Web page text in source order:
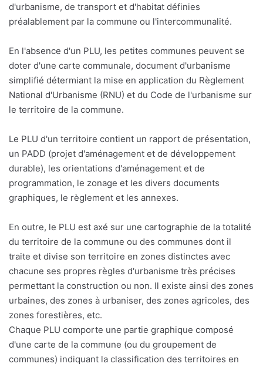
d'urbanisme, de transport et d'habitat définies
préalablement par la commune ou l'intercommunalité.
En l'absence d'un PLU, les petites communes peuvent se
doter d'une carte communale, document d'urbanisme
simplifié détermiant la mise en application du Règlement
National d'Urbanisme (RNU) et du Code de l'urbanisme sur
le territoire de la commune.
Le PLU d'un territoire contient un rapport de présentation,
un PADD (projet d'aménagement et de développement
durable), les orientations d'aménagement et de
programmation, le zonage et les divers documents
graphiques, le règlement et les annexes.
En outre, le PLU est axé sur une cartographie de la totalité
du territoire de la commune ou des communes dont il
traite et divise son territoire en zones distinctes avec
chacune ses propres règles d'urbanisme très précises
permettant la construction ou non. Il existe ainsi des zones
urbaines, des zones à urbaniser, des zones agricoles, des
zones forestières, etc.
Chaque PLU comporte une partie graphique composé
d'une carte de la commune (ou du groupement de
communes) indiquant la classification des territoires en